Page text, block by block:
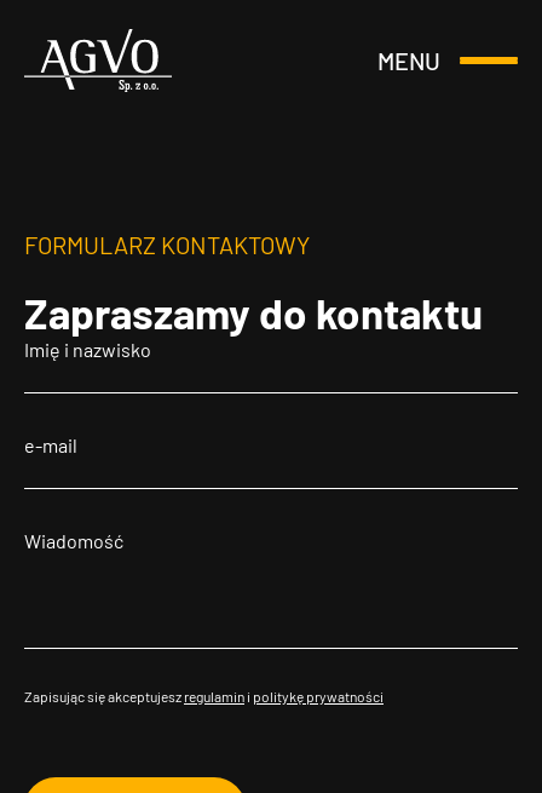
Header
MENU
Otwórz
FORMULARZ KONTAKTOWY
Zapraszamy do kontaktu
Zapisując się akceptujesz regulamin i politykę prywatności